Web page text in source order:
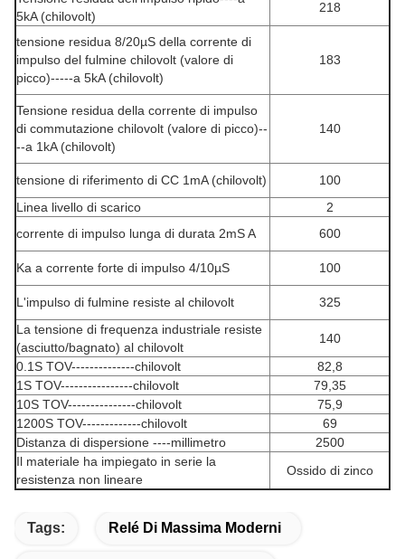
5kA (chilovolt)
218
tensione residua 8/20µS della corrente di
impulso del fulmine chilovolt (valore di
picco)-----a 5kA (chilovolt)
183
Tensione residua della corrente di impulso
di commutazione chilovolt (valore di picco)--
--a 1kA (chilovolt)
140
tensione di riferimento di CC 1mA (chilovolt)
100
Linea livello di scarico
2
corrente di impulso lunga di durata 2mS A
600
Ka a corrente forte di impulso 4/10µS 100
L'impulso di fulmine resiste al chilovolt
325
La tensione di frequenza industriale resiste
(asciutto/bagnato) al chilovolt
140
0.1S TOV--------------chilovolt
82,8
1S TOV----------------chilovolt
79,35
10S TOV---------------chilovolt
75,9
1200S TOV-------------chilovolt
69
Distanza di dispersione ----millimetro
2500
Il materiale ha impiegato in serie la
resistenza non lineare
Ossido di zinco
Tags: Relé Di Massima Moderni